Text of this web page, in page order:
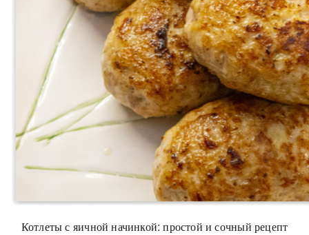
Котлеты с яичной начинкой: простой и сочный рецепт